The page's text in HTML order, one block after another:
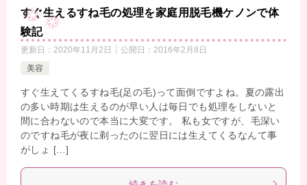
すぐ生えるすね毛の処理を家庭用脱毛機ケノンで体
験記
更新日： 2020年11月2日 公開日： 2016年2月8日
美容
すぐ生えてくるすね毛(足の毛)って面倒ですよね。夏の露出
の多い時期は生えるのが早い人は毎日でも処理をしないと
間に合わないので本当に大変です。 私も女ですが、毛深い
のですね毛が夜に剃ったのに翌日には生えてくるなんて事
がしょ […]